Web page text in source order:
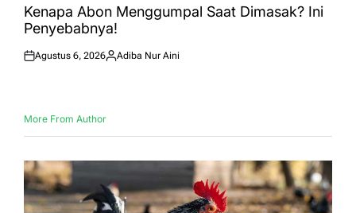
IN
Kenapa Abon Menggumpal Saat Dimasak? Ini
Penyebabnya!
Posted
Agustus 6, 2026
Posted
Adiba Nur Aini
More From Author